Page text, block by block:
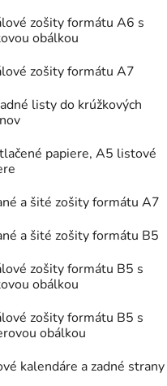
zošity formátu A6 s
obálkou
zošity formátu A7
listy do krúžkových
papiere, A5 listové
a šité zošity formátu A7
a šité zošity formátu B5
zošity formátu B5 s
obálkou
zošity formátu B5 s
obálkou
kalendáre a zadné strany